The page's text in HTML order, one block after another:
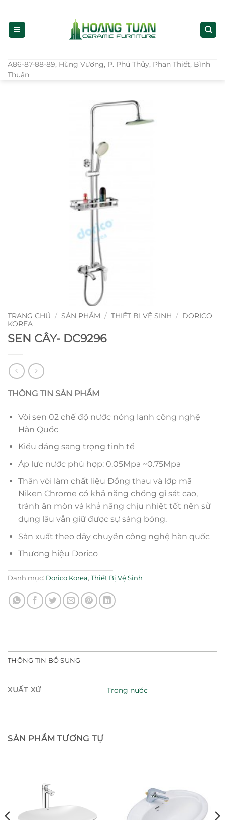
A86-87-88-89, Hùng Vương, P. Phú Thủy, Phan Thiết, Bình
Thuận
TRANG CHỦ / SẢN PHẨM / THIẾT BỊ VỆ SINH / DORICO
KOREA
SEN CÂY- DC9296
THÔNG TIN SẢN PHẨM
Vòi sen 02 chế độ nước nóng lạnh công nghệ
Hàn Quốc
Kiểu dáng sang trọng tinh tế
Áp lực nước phù hợp: 0.05Mpa ~0.75Mpa
Thân vòi làm chất liệu Đồng thau và lớp mã
Niken Chrome có khả năng chống gỉ sát cao,
tránh ăn mòn và khả năng chịu nhiệt tốt nên sử
dụng lâu vẫn giữ được sự sáng bóng.
Sản xuất theo dây chuyền công nghệ hàn quốc
Thương hiệu Dorico
Danh mục: Dorico Korea, Thiết Bị Vệ Sinh
THÔNG TIN BỔ SUNG
XUẤT XỨ Trong nước
SẢN PHẨM TƯƠNG TỰ